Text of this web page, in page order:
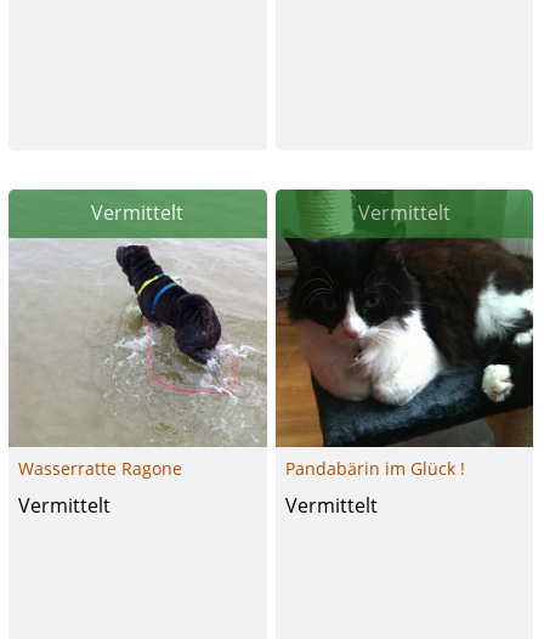
Vermittelt
Wasserratte Ragone
Vermittelt
Vermittelt
Pandabärin im Glück !
Vermittelt